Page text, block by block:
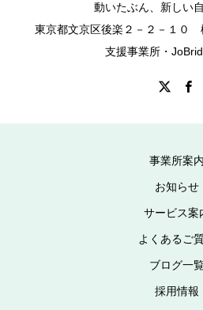
動いたぶん、新しい
東京都文京区後楽２－２－１
支援事業所・
事業所案内
お知らせ
サービス案
よくあるご
ブログ一
採用情報